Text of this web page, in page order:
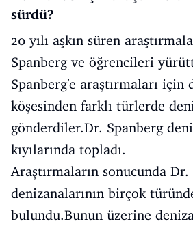
sürdü?
20 yılı aşkın süren
Spanberg ve öğrencileri
Spanberg'e araştırmaları için
köşesinden farklı türlerde
gönderdiler.Dr. Spanberg
kıyılarında topladı.
Araştırmaların sonucunda
denizanalarının birçok
bulundu.Bunun üzerine